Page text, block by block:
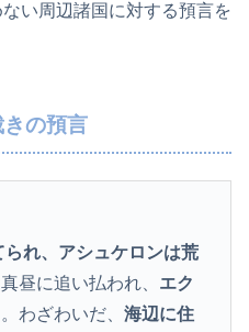
い周辺諸国に対する預言を
の預言
られ、アシュケロンは荒
昼に追い払われ、 エク
わざわいだ、 海辺に住